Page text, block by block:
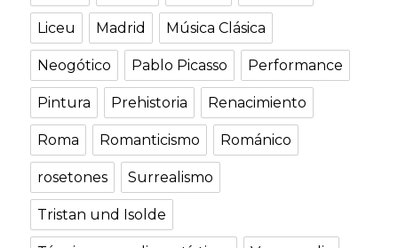
Liceu Madrid Música Clásica
Neogótico Pablo Picasso Performance
Pintura Prehistoria Renacimiento
Roma Romanticismo Románico
rosetones Surrealismo
Tristan und Isolde